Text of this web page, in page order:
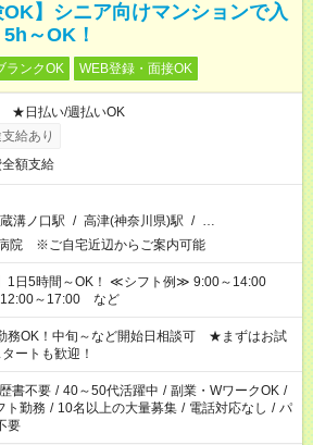
OK】シニア向けマンションで入
～OK！
ランクOK WEB登録・面接OK
★日払い/週払いOK
給あり
額支給
溝ノ口駅 / 高津(神奈川県)駅 / …
院 ※ご自宅近辺からご案内可能
！ ≪シフト例≫ 9:00～14:00
12:00～17:00 など
務OK！中旬～など開始日相談可 ★まずはお試
ートも歓迎！
書不要 / 40～50代活躍中 / 副業・WワークOK /
ト勤務 / 10名以上の大量募集 / 電話対応なし / パ
要